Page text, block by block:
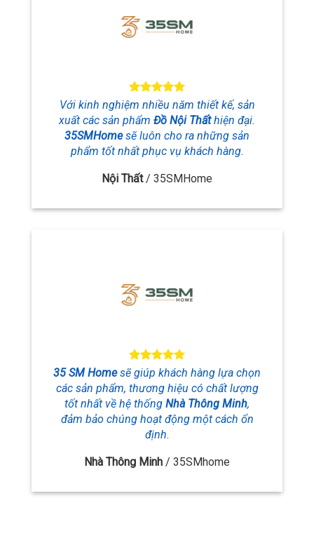
Với kinh nghiệm nhiều năm thiết kế, sản
xuất các sản phẩm Đồ Nội Thấthiện đại.
35SMHomesẽ luôn cho ra những sản
phẩm tốt nhất phục vụ khách hàng.
Nội Thất / 35SMHome
35 SM Homesẽ giúp khách hàng lựa chọn
các sản phẩm, thương hiệu có chất lượng
tốt nhất về hệ thống Nhà Thông Minh,
đảm bảo chúng hoạt động một cách ổn
định.
Nhà Thông Minh / 35SMhome